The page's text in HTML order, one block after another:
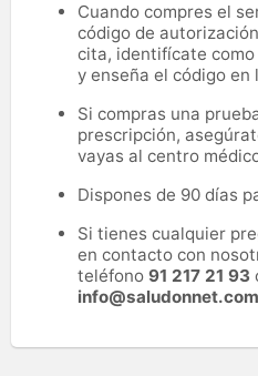
Cuando compres el
código de
cita, identifícate
y enseña el código en
Si compras una
prescripción,
vayas al centro
Dispones de 90 días
Si tienes cualquier
en contacto con
teléfono 91 217 21 93
info@saludonnet.com